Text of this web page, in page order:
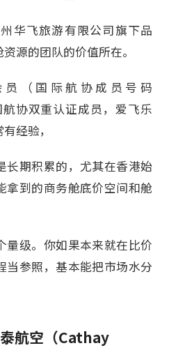
华飞旅游有限公司旗下品
源的团队的价值所在。
员（国际航协成员号码
航协双重认证成员，爱飞乐
经验，
长期积累的，尤其在香港始
拿到的商务舱底价空间和舱
量级。你如果本来就在比价
当参照，基本能把市场水分
航空（Cathay